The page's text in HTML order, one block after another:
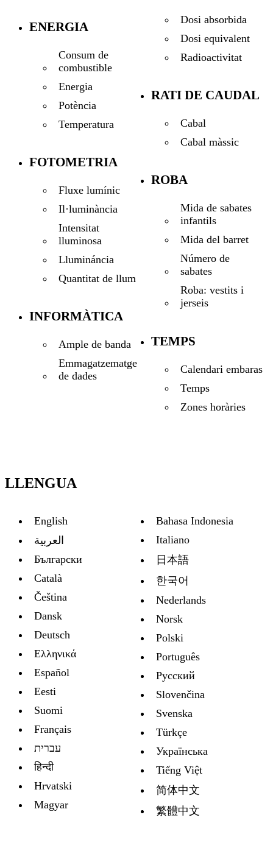
ENERGIA
Consum de
combustible
Energia
Potència
Temperatura
FOTOMETRIA
Fluxe lumínic
Il·luminància
Intensitat
lluminosa
Llumináncia
Quantitat de llum
INFORMÀTICA
Ample de banda
Emmagatzematge
de dades
Dosi absorbida
Dosi equivalent
Radioactivitat
RATI DE CAUDAL
Cabal
Cabal màssic
ROBA
Mida de sabates
infantils
Mida del barret
Número de
sabates
Roba: vestits i
jerseis
TEMPS
Calendari embaras
Temps
Zones horàries
LLENGUA
English
العربية
Български
Català
Čeština
Dansk
Deutsch
Ελληνικά
Español
Eesti
Suomi
Français
עברית
हिन्दी
Hrvatski
Magyar
Bahasa Indonesia
Italiano
日本語
한국어
Nederlands
Norsk
Polski
Português
Русский
Slovenčina
Svenska
Türkçe
Украïнська
Tiếng Việt
简体中文
繁體中文